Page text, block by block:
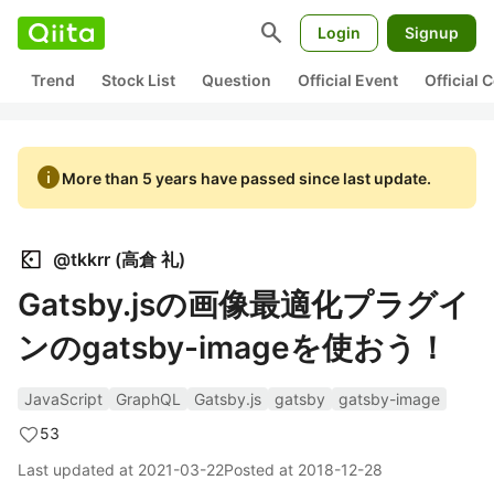
search Login Signup
Trend Stock List Question Official Event Official
infoMore than 5 years have passed since last update.
@tkkrr (高倉 礼)
Gatsby.jsの画像最適化プラグイ
ンのgatsby-imageを使おう！
JavaScript GraphQL Gatsby.js gatsby
gatsby-image
53
Last updated at 2021-03-22Posted at 2018-12-28